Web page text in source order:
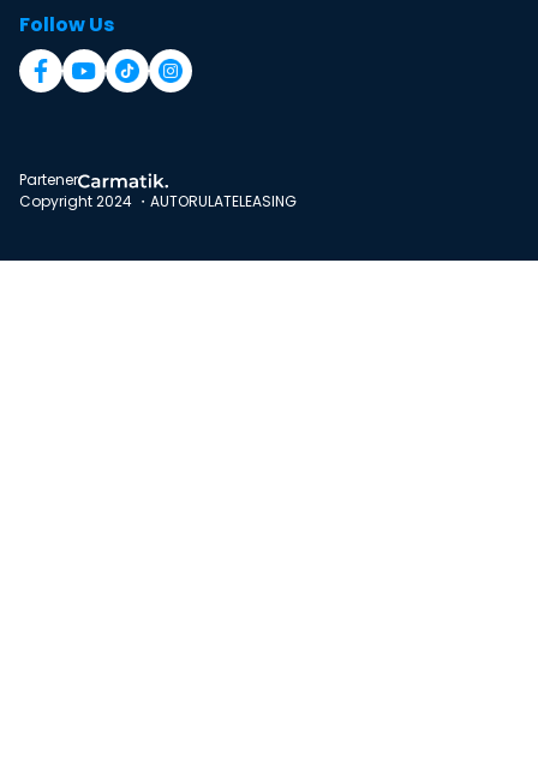
Follow Us
Partener
Copyright 2024 ・AUTORULATELEASING